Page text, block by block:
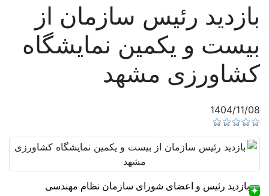
بازدید رئیس سازمان از
بیست و یکمین نمایشگاه
کشاورزی مشهد
1404/11/08